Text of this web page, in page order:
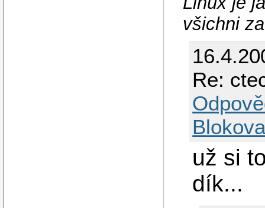
všichni
Re:
už si
dík...